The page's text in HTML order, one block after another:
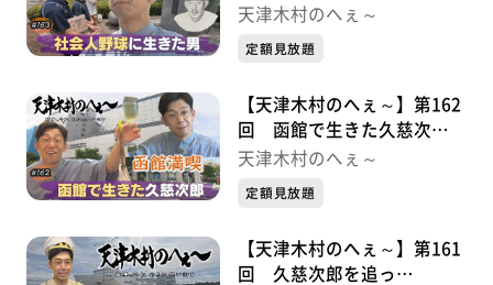
男・・・・・久慈次郎シリー
天津木村のへぇ～
定額見放題
【天津木村のへぇ～】第162
回 函館で生きた久慈次
郎・・・・・久慈次郎シリー
天津木村のへぇ～
定額見放題
【天津木村のへぇ～】第161
回 久慈次郎を追っ